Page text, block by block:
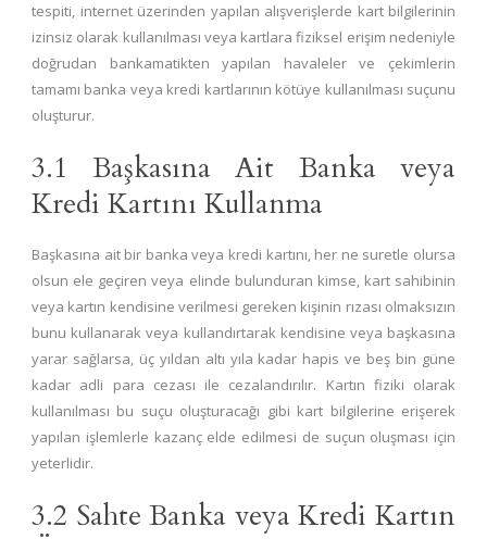
tespiti, internet üzerinden yapılan alışverişlerde kart bilgilerinin
izinsiz olarak kullanılması veya kartlara fiziksel erişim nedeniyle
doğrudan bankamatikten yapılan havaleler ve çekimlerin
tamamı banka veya kredi kartlarının kötüye kullanılması suçunu
oluşturur.
3.1 Başkasına Ait Banka veya
Kredi Kartını Kullanma
Başkasına ait bir banka veya kredi kartını, her ne suretle olursa
olsun ele geçiren veya elinde bulunduran kimse, kart sahibinin
veya kartın kendisine verilmesi gereken kişinin rızası olmaksızın
bunu kullanarak veya kullandırtarak kendisine veya başkasına
yarar sağlarsa, üç yıldan altı yıla kadar hapis ve beş bin güne
kadar adli para cezası ile cezalandırılır. Kartın fiziki olarak
kullanılması bu suçu oluşturacağı gibi kart bilgilerine erişerek
yapılan işlemlerle kazanç elde edilmesi de suçun oluşması için
yeterlidir.
3.2 Sahte Banka veya Kredi Kartın